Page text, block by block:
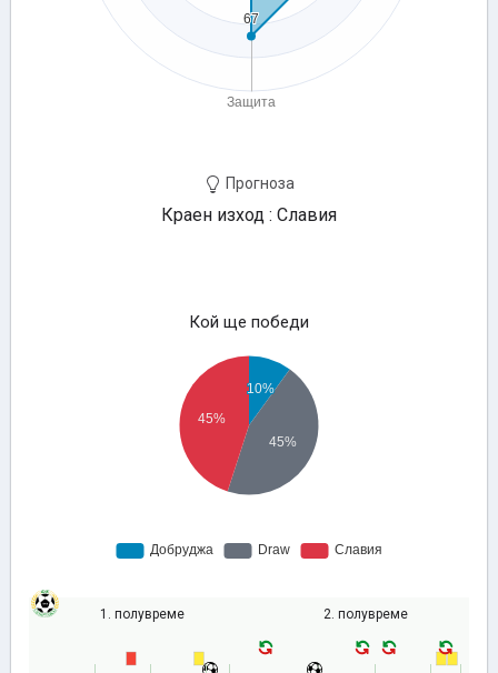
Прогноза
Краен изход : Славия
Кой ще победи
1. полувреме 2. полувреме